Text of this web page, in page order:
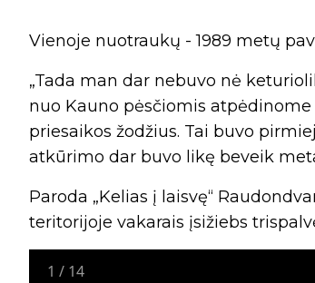
Vienoje nuotraukų - 1989 metų
„Tada man dar nebuvo nė
nuo Kauno pėsčiomis
priesaikos žodžius. Tai buvo
atkūrimo dar buvo likę beveik
Paroda „Kelias į laisvę“
teritorijoje vakarais įsižiebs
1 / 14